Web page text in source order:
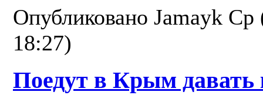
Опубликовано Jamayk Ср
18:27)
Поедут в Крым давать